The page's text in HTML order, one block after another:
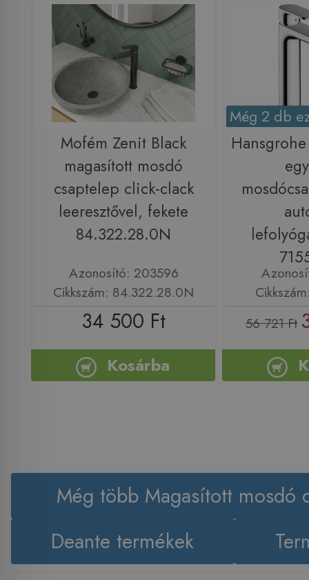
Mofém Zenit Black
magasított mosdó
csaptelep click-clack
leeresztővel, fekete
84.322.28.0N
Azonosító: 203596
Cikkszám: 84.322.28.0N
34 500 Ft
Kosárba
Még 2 db
56 721 Ft
Még több Magasított mosdó
Deante termékek